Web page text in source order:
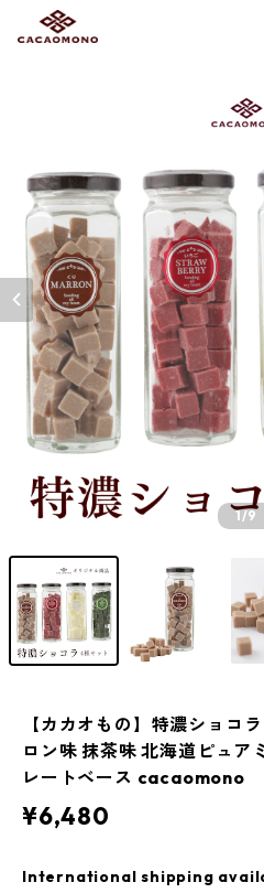
1/9
【カカオもの】特濃ショコ
ロン味 抹茶味 北海道ピュア
レートベース cacaomono
¥6,480
International shipping